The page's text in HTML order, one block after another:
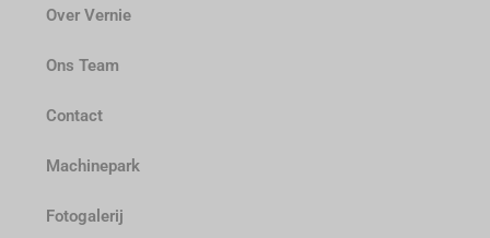
Over Vernie
Ons Team
Contact
Machinepark
Fotogalerij